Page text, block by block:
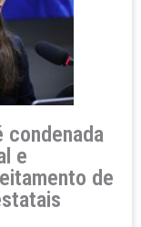
condenada
e
de